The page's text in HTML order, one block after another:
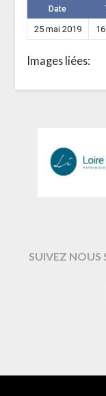
Date
25 mai 2019
Images liées:
SUIVEZ NOUS